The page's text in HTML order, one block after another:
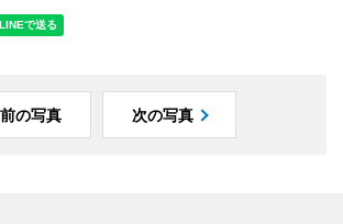
前の写真 次の写真